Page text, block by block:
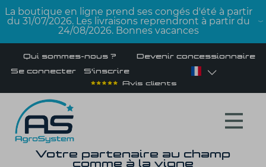
La boutique en ligne prend ses congés d'été à partir
du 31/07/2026. Les livraisons reprendront à partir du
24/08/2026. Bonnes vacances
Qui sommes-nous ? Devenir concessionnaire
Se connecter
S'inscrire
Avis clients
Votre partenaire au champ
comme à la vigne